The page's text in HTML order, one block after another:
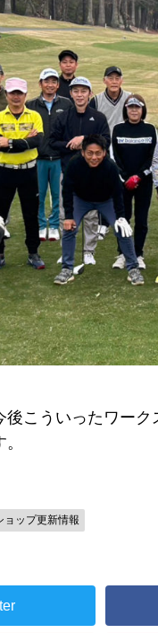
後こういったワー
ョップ更新情報